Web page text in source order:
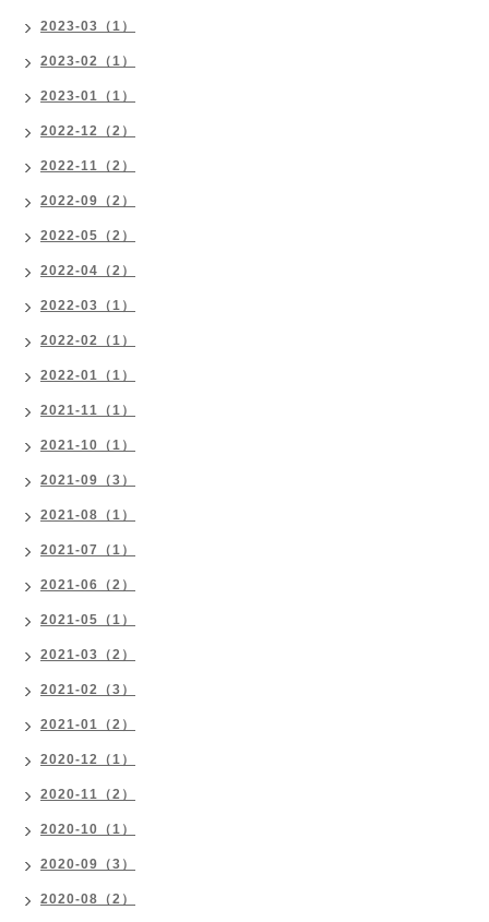
2023-03（1）
2023-02（1）
2023-01（1）
2022-12（2）
2022-11（2）
2022-09（2）
2022-05（2）
2022-04（2）
2022-03（1）
2022-02（1）
2022-01（1）
2021-11（1）
2021-10（1）
2021-09（3）
2021-08（1）
2021-07（1）
2021-06（2）
2021-05（1）
2021-03（2）
2021-02（3）
2021-01（2）
2020-12（1）
2020-11（2）
2020-10（1）
2020-09（3）
2020-08（2）